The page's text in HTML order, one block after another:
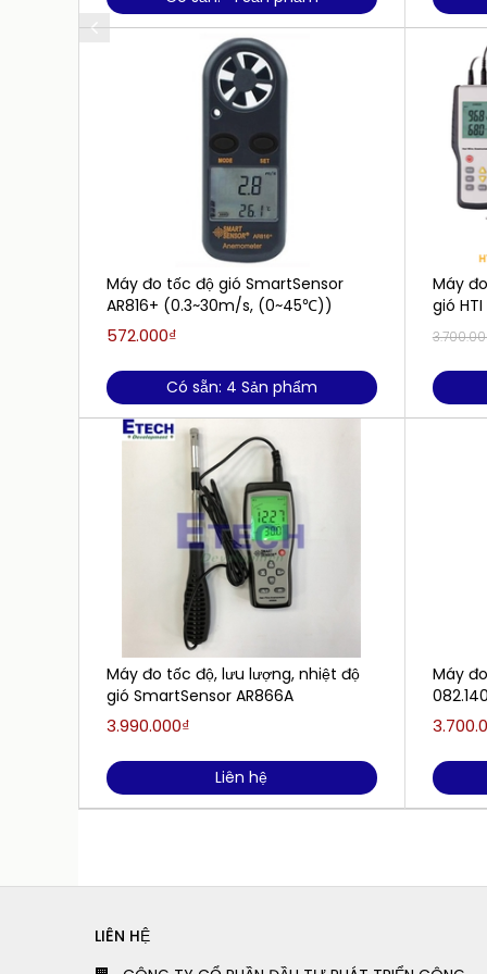
Máy đo tốc độ gió SmartSensor
AR816+ (0.3~30m/s, (0~45℃))
572.000₫
Có sẵn: 4 Sản phẩm
Máy đo tốc độ, lưu lượng, nhiệt độ
gió SmartSensor AR866A
3.990.000₫
Liên hệ
Máy
gió
Máy
LIÊN HỆ